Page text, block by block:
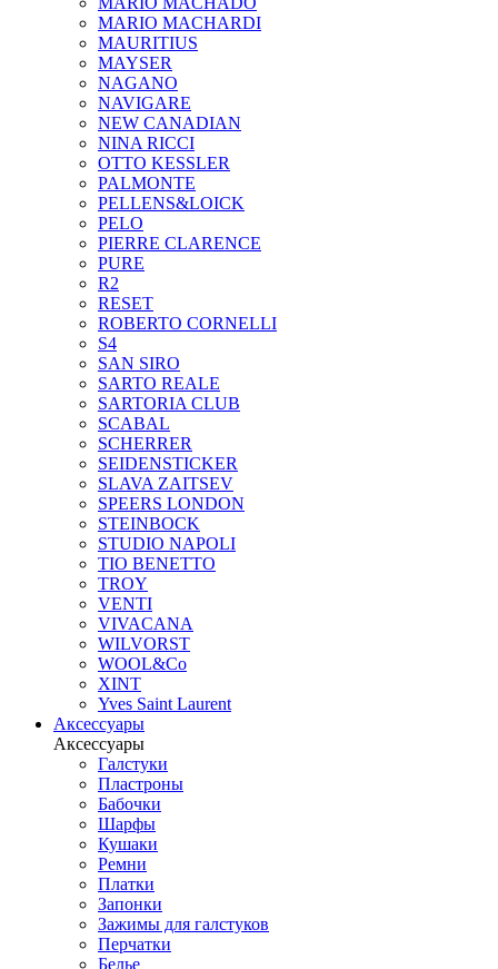
MARIO MACHARDI
MAURITIUS
MAYSER
NAGANO
NAVIGARE
NEW CANADIAN
NINA RICCI
OTTO KESSLER
PALMONTE
PELLENS&LOICK
PELO
PIERRE CLARENCE
PURE
R2
RESET
ROBERTO CORNELLI
S4
SAN SIRO
SARTO REALE
SARTORIA CLUB
SCABAL
SCHERRER
SEIDENSTICKER
SLAVA ZAITSEV
SPEERS LONDON
STEINBOCK
STUDIO NAPOLI
TIO BENETTO
TROY
VENTI
VIVACANA
WILVORST
WOOL&Co
XINT
Yves Saint Laurent
Аксессуары
Аксессуары
Галстуки
Пластроны
Бабочки
Шарфы
Кушаки
Ремни
Платки
Запонки
Зажимы для галстуков
Перчатки
Белье